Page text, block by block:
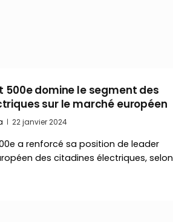
500e domine le segment des
sur le marché européen
22 janvier 2024
a renforcé sa position de leader
des citadines électriques, selon